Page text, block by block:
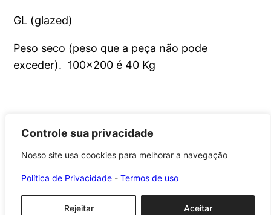
Controle sua privacidade
Nosso site usa coockies para melhorar a navegação
Política de Privacidade - Termos de uso
Rejeitar Aceitar
GL (glazed)
Peso seco (peso que a peça não pode
exceder). 100×200 é 40 Kg